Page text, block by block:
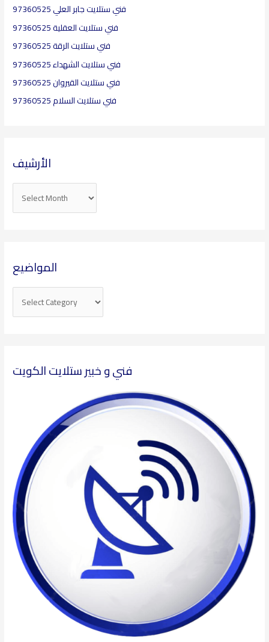
فني ستلايت جابر العلي 97360525
فني ستلايت العقلية​ 97360525
فني ستلايت الرقة 97360525
فني ستلايت الشهداء 97360525
فني ستلايت القيروان 97360525
فني ستلايت السلام 97360525
الأرشيف
المواضيع
فني و خبير ستلايت الكويت